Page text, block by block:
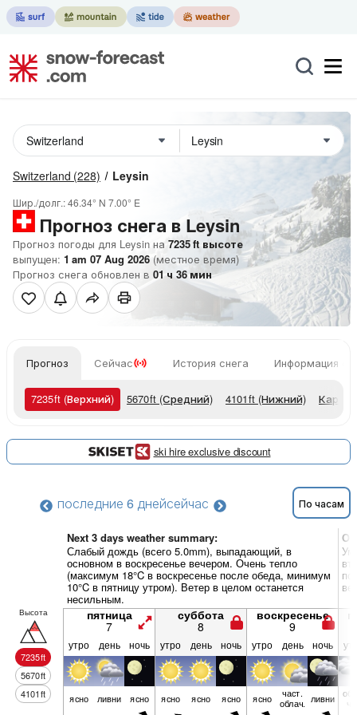
Switzerland (228) Leysin
Шир./долг.:46.34° N 7.00° E
Прогноз снега в Leysin
Прогноз погоды для Leysin на 7235ft высоте
выпущен: 1 am 07 Aug 2026 (местное время)
Прогноз снега обновлен в 01 ч 36мин
Прогноз Сейчас История снега Информация о
7235ft (Верхний) 5670ft (Средний) 4101ft (Нижний) Карты
ski hire exclusive discount
последние 6 днейсейчас По часам
Next 3 days weather summary:
Слабый дождь (всего 5.0mm), выпадающий, в
основном в воскресенье вечером. Очень тепло
(максимум 18°C в воскресенье после обеда, минимум
10°C в пятницу утром). Ветер в целом останется
несильным.
Высота
7235ft
5670ft
4101ft
пятница
7
суббота
8
воскресенье
9
утро день ночь утро день ночь утро день ночь
ясно ливни ясно ясно ясно ясно ясно част.
облач. ливни